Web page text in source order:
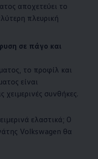
αποχετεύει το
πλευρική
σε πάγο και
το προφίλ και
είναι
συνθήκες.
ελαστικά; Ο
Volkswagen θα